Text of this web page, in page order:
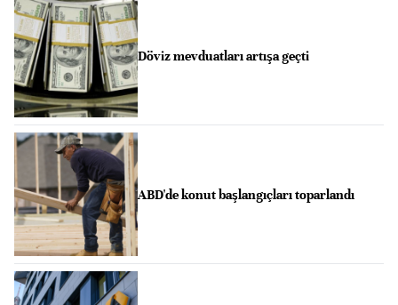
Döviz mevduatları artışa geçti
ABD'de konut başlangıçları toparlandı